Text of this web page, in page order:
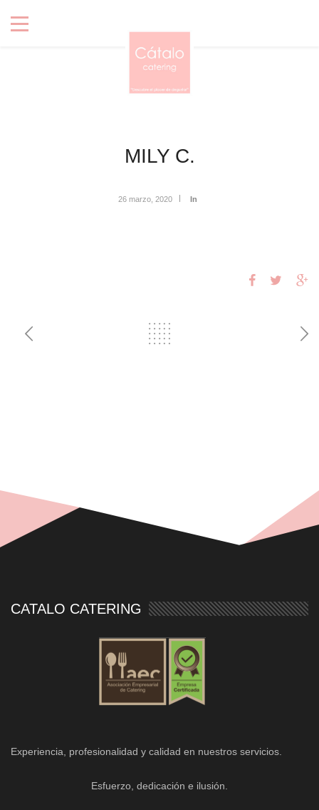
MILY C.
26 marzo, 2020 In
CATALO CATERING
Experiencia, profesionalidad y calidad en nuestros servicios.
Esfuerzo, dedicación e ilusión.